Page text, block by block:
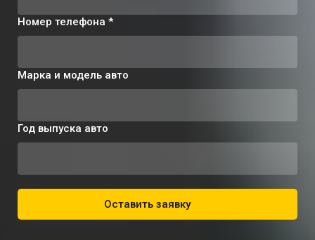
Номер телефона *
Марка и модель авто
Год выпуска авто
Оставить заявку